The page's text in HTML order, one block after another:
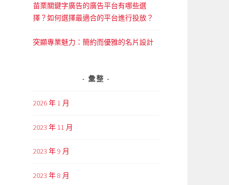
苗栗關鍵字廣告的廣告平台有哪些選
擇？如何選擇最適合的平台進行投放？
突顯專業魅力：簡約而優雅的名片設計
彙整
2026 年 1 月
2023 年 11 月
2023 年 9 月
2023 年 8 月